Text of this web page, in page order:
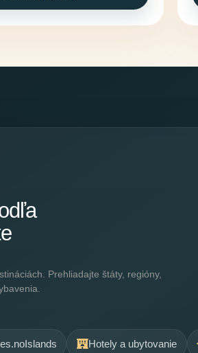
Prehliadajte štáty, regióny,
Hotely a ubytovanie